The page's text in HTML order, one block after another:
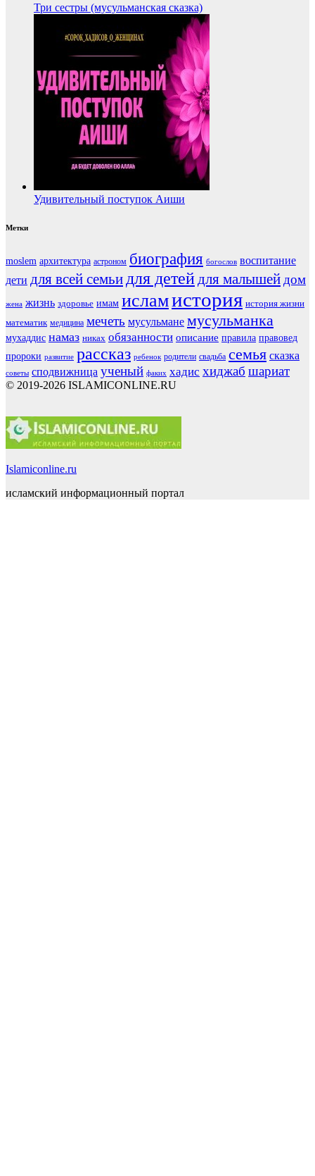
Три сестры (мусульманская сказка)
Удивительный поступок Аиши
Метки
moslem архитектура астроном биография богослов воспитание
дети для всей семьи для детей для малышей дом
жена жизнь здоровье имам исламистория история жизни
математик медицина мечеть мусульмане мусульманка
мухаддис намаз никах обязанности описание правила правовед
пророки развитие рассказ ребенок родители свадьба семья сказка
советы сподвижница ученый факих хадис хиджаб шариат
© 2019-2026 ISLAMICONLINE.RU
Islamiconline.ru
исламский информационный портал